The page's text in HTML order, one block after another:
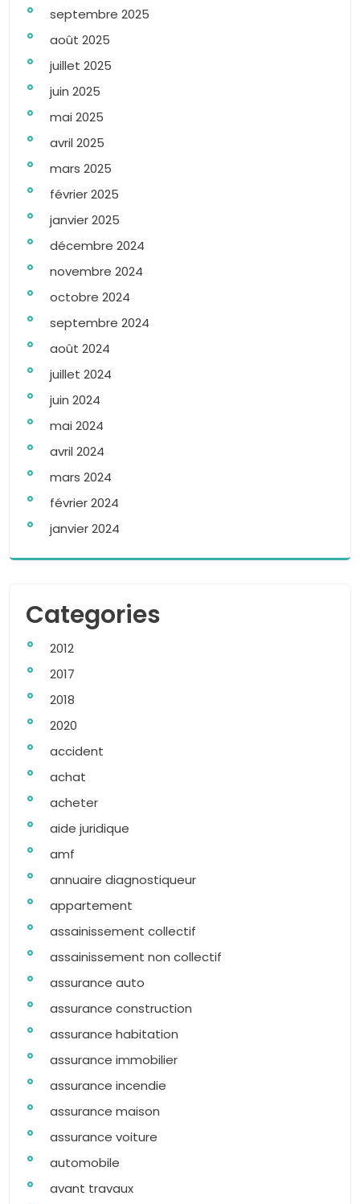
septembre 2025
août 2025
juillet 2025
juin 2025
mai 2025
avril 2025
mars 2025
février 2025
janvier 2025
décembre 2024
novembre 2024
octobre 2024
septembre 2024
août 2024
juillet 2024
juin 2024
mai 2024
avril 2024
mars 2024
février 2024
janvier 2024
Categories
2012
2017
2018
2020
accident
achat
acheter
aide juridique
amf
annuaire diagnostiqueur
appartement
assainissement collectif
assainissement non collectif
assurance auto
assurance construction
assurance habitation
assurance immobilier
assurance incendie
assurance maison
assurance voiture
automobile
avant travaux